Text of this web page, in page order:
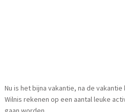
Nu is het bijna vakantie, na de
Wilnis rekenen op een aantal leuke